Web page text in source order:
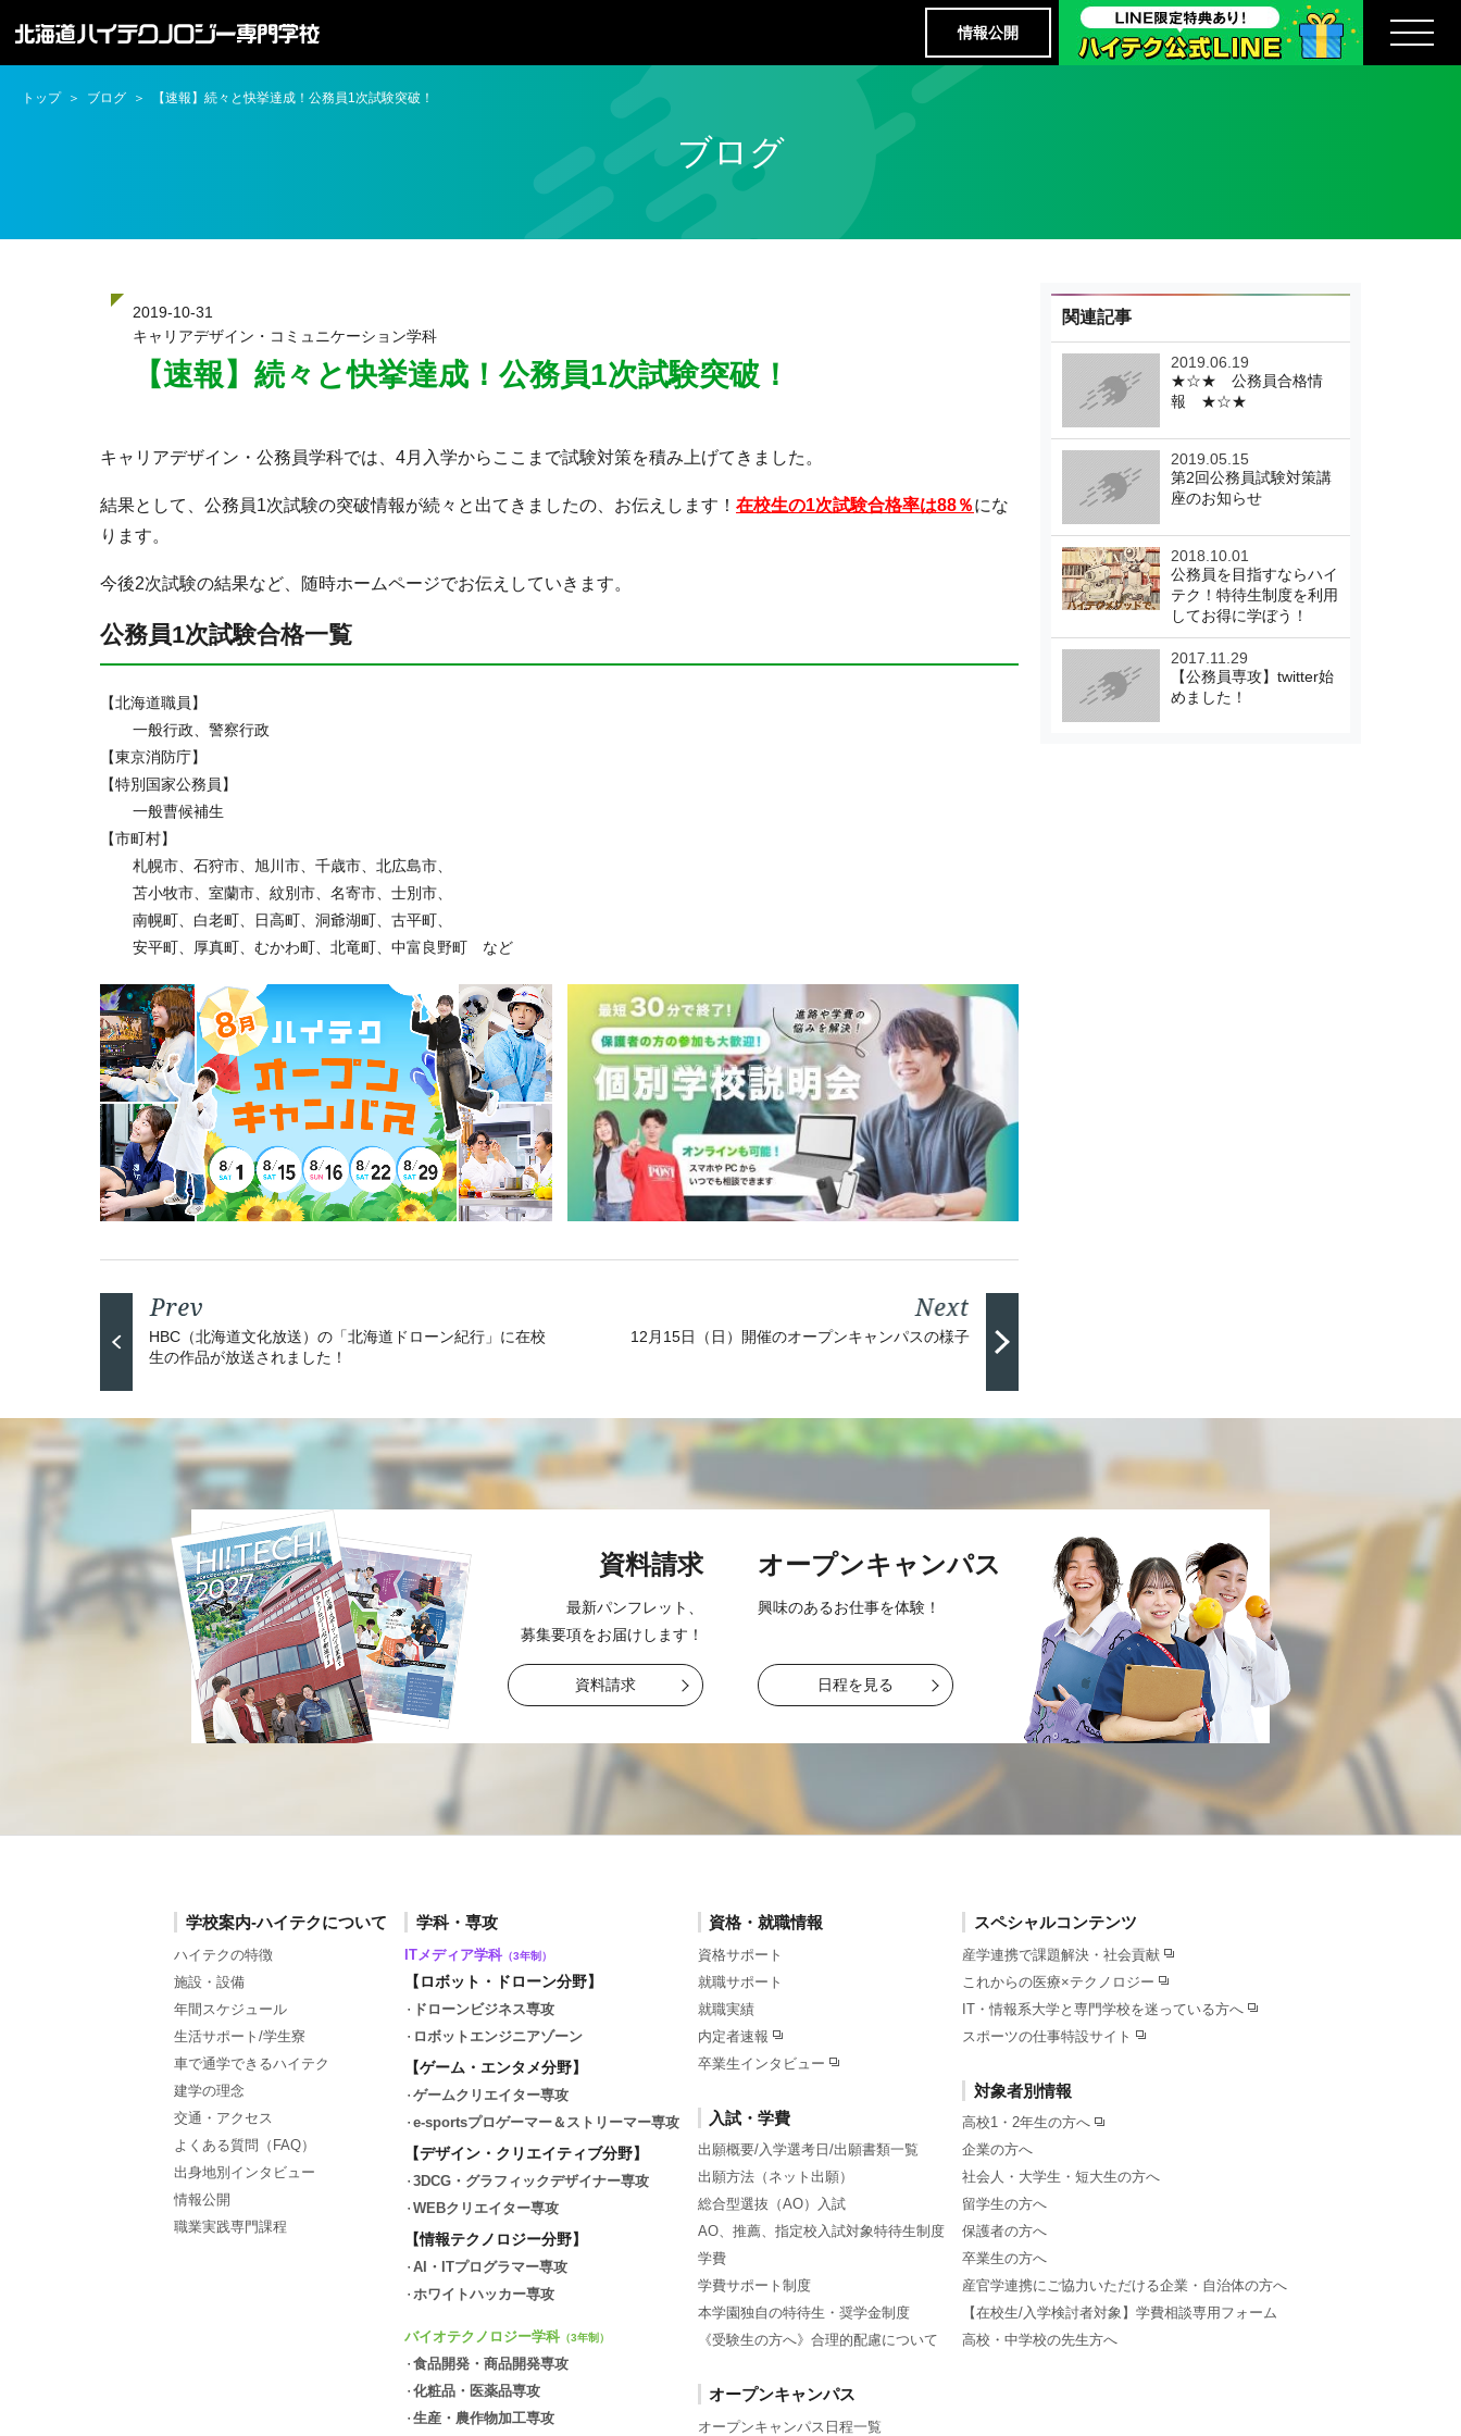
情報公開
ブログ
トップ ブログ 【速報】続々と快挙達成！公務員1次試験突破！
2019-10-31
キャリアデザイン・コミュニケーション学科
【速報】続々と快挙達成！公務員1次試験突破！
キャリアデザイン・公務員学科では、4月入学からここまで試験対策を積み上げてきました。
結果として、公務員1次試験の突破情報が続々と出てきましたの、お伝えします！ 在校生の1次試験合格率は88％にな
ります。
今後2次試験の結果など、随時ホームページでお伝えしていきます。
公務員1次試験合格一覧
【北海道職員】
一般行政、警察行政
【東京消防庁】
【特別国家公務員】
一般曹候補生
【市町村】
札幌市、石狩市、旭川市、千歳市、北広島市、
苫小牧市、室蘭市、紋別市、名寄市、士別市、
南幌町、白老町、日高町、洞爺湖町、古平町、
安平町、厚真町、むかわ町、北竜町、中富良野町 など
HBC（北海道文化放送）の「北海道ドローン紀行」に在校
生の作品が放送されました！
12月15日（日）開催のオープンキャンパスの様子
関連記事
2019.06.19
★☆★ 公務員合格情
報 ★☆★
2019.05.15
第2回公務員試験対策講
座のお知らせ
2018.10.01
公務員を目指すならハイ
テク！特待生制度を利用
してお得に学ぼう！
2017.11.29
【公務員専攻】twitter始
めました！
資料請求
最新パンフレット、
募集要項をお届け します！
資料請求
オープンキャンパス
興味のあるお仕事を体験！
日程を見る
学校案内-ハイテクについて
ハイテクの特徴
施設・設備
年間スケジュール
生活サポート/学生寮
車で通学できるハイテク
建学の理念
交通・アクセス
よくある質問（FAQ）
出身地別インタビュー
情報公開
職業実践専門課程
学科・専攻
ITメディア学科 （3年制）
【ロボット・ドローン分野】
ドローンビジネス専攻
ロボットエンジニアゾーン
【ゲーム・エンタメ分野】
ゲームクリエイター専攻
e-sportsプロゲーマー＆ストリーマー専攻
【デザイン・クリエイティブ分野】
3DCG・グラフィックデザイナー専攻
WEBクリエイター専攻
【情報テクノロジー分野】
AI・ITプログラマー専攻
ホワイトハッカー専攻
バイオテクノロジー学科 （3年制）
食品開発・商品開発専攻
化粧品・医薬品専攻
生産・農作物加工専攻
資格・就職情報
資格サポート
就職サポート
就職実績
内定者速報
卒業生インタビュー
入試・学費
出願概要/入学選考日/出願書類一覧
出願方法（ネット出願）
総合型選抜（AO）入試
AO、推薦、指定校入試対象特待生制度
学費
学費サポート制度
本学園独自の特待生・奨学金制度
《受験生の方へ》合理的配慮について
オープンキャンパス
オープンキャンパス日程一覧
スペシャルコンテンツ
産学連携で課題解決・社会貢献
これからの医療×テクノロジー
IT・情報系大学と専門学校を迷っている方へ
スポーツの仕事特設サイト
対象者別情報
高校1・2年生の方へ
企業の方へ
社会人・大学生・短大生の方へ
留学生の方へ
保護者の方へ
卒業生の方へ
産官学連携にご協力いただける企業・自治体の方へ
【在校生/入学検討者対象】学費相談専用フォーム
高校・中学校の先生方へ